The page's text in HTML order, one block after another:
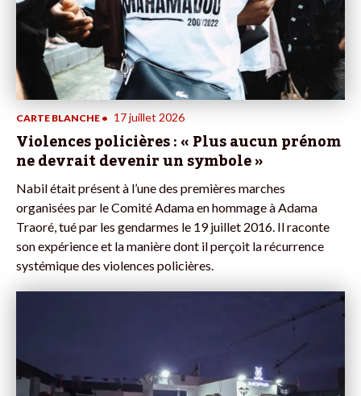
CARTE BLANCHE • 17 juillet 2026
Violences policières : « Plus aucun prénom
ne devrait devenir un symbole »
Nabil était présent à l’une des premières marches
organisées par le Comité Adama en hommage à Adama
Traoré, tué par les gendarmes le 19 juillet 2016. Il raconte
son expérience et la manière dont il perçoit la récurrence
systémique des violences policières.